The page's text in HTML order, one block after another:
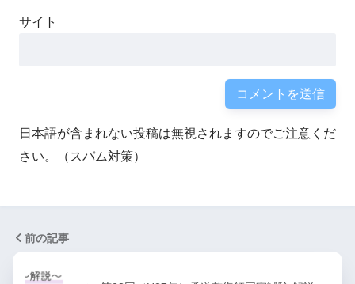
サイト
日本語が含まれない投稿は無視されますのでご注意くだ
さい。（スパム対策）
前の記事